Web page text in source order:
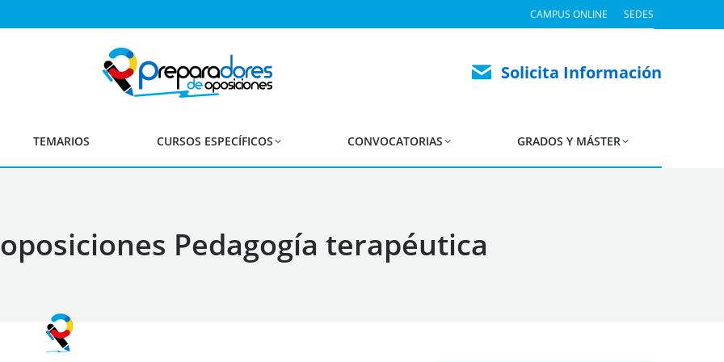
CAMPUS ONLINE SEDES
Solicita Información
TEMARIOS CURSOS ESPECÍFICOS CONVOCATORIAS GRADOS Y MÁSTER
Pedagogía terapéutica